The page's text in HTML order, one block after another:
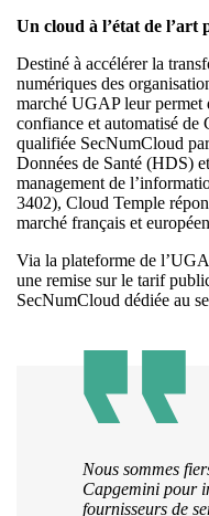
Un cloud à l’état de l’art
Destiné à accélérer la
numériques des
marché UGAP leur permet
confiance et automatisé de
qualifiée SecNumCloud
Données de Santé (HDS)
management de
3402), Cloud Temple
marché français et
Via la plateforme de
une remise sur le tarif
SecNumCloud dédiée au
Nous sommes
Capgemini pour
fournisseurs de